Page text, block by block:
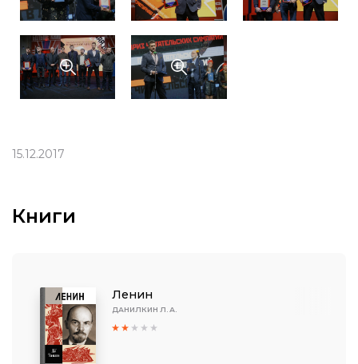
15.12.2017
Книги
Ленин
ДАНИЛКИН Л. А.